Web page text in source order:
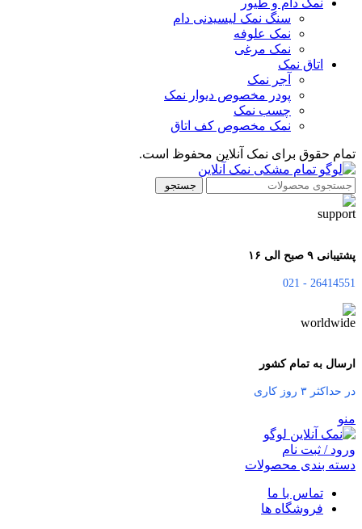
نمک دام و طیور
سنگ نمک لیسیدنی دام
نمک علوفه
نمک مرغی
اتاق نمک
آجر نمک
پودر مخصوص دیوار نمک
چسب نمک
نمک مخصوص کف اتاق
تمام حقوق برای نمک آنلاین محفوظ است.
جستجو
پشتیبانی ۹ صبح الی ۱۶
26414551 - 021
ارسال به تمام کشور
در حداکثر ۳ روز کاری
منو
ورود / ثبت نام
دسته بندی محصولات
تماس با ما
فروشگاه ها